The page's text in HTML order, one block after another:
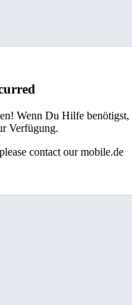
Wenn Du Hilfe benötigst,
Verfügung.
contact our mobile.de